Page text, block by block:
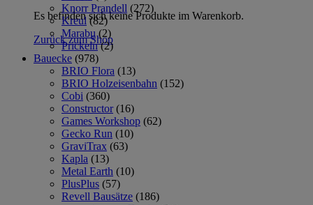
Es befinden sich keine Produkte im Warenkorb.
Zurück zum Shop
Knorr Prandell (272)
Kreul (82)
Marabu (2)
Prickeln (2)
Bauecke (978)
BRIO Flora (13)
BRIO Holzeisenbahn (152)
Cobi (360)
Constructor (16)
Games Workshop (62)
Gecko Run (10)
GraviTrax (63)
Kapla (13)
Metal Earth (10)
PlusPlus (57)
Revell Bausätze (186)